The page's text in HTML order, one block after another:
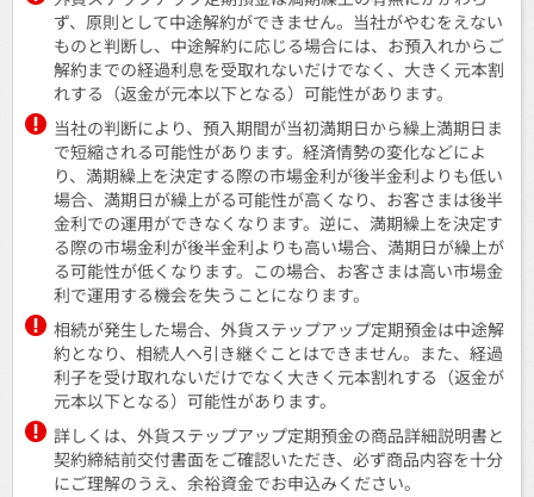
ず、原則として中途解約ができません。当社がやむをえない
ものと判断し、中途解約に応じる場合には、お預入れからご
解約までの経過利息を受取れないだけでなく、大きく元本割
れする（返金が元本以下となる）可能性があります。
当社の判断により、預入期間が当初満期日から繰上満期日ま
で短縮される可能性があります。経済情勢の変化などによ
り、満期繰上を決定する際の市場金利が後半金利よりも低い
場合、満期日が繰上がる可能性が高くなり、お客さまは後半
金利での運用ができなくなります。逆に、満期繰上を決定す
る際の市場金利が後半金利よりも高い場合、満期日が繰上が
る可能性が低くなります。この場合、お客さまは高い市場金
利で運用する機会を失うことになります。
相続が発生した場合、外貨ステップアップ定期預金は中途解
約となり、相続人へ引き継ぐことはできません。また、経過
利子を受け取れないだけでなく大きく元本割れする（返金が
元本以下となる）可能性があります。
詳しくは、外貨ステップアップ定期預金の商品詳細説明書と
契約締結前交付書面をご確認いただき、必ず商品内容を十分
にご理解のうえ、余裕資金でお申込みください。